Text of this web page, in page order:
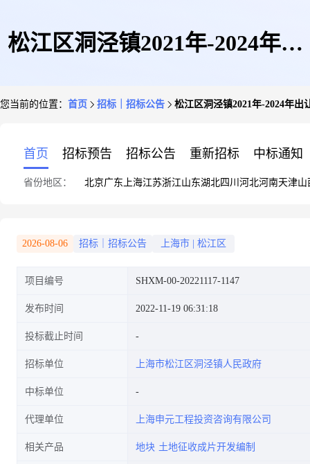
松江区洞泾镇2021年-2024年出
您当前的位置： 首页 招标｜招标公告 松江区洞泾镇2021年-2024年
首页 招标预告 招标公告 重新招标 中标通知
省份地区： 北京广东 上海江苏浙江山东湖北四川 河北河南天津山
2026-08-06 招标｜招标公告 上海市 松江区
项目编号 SHXM-00-20221117-1147
发布时间 2022-11-19 06:31:18
投标截止时间
招标单位 上海市松江区洞泾镇人民政府
中标单位
代理单位 上海申元工程投资咨询有限公司
相关产品 地块 土地征收成片开发编制